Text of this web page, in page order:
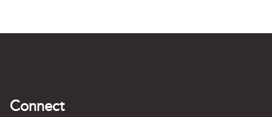
Connect